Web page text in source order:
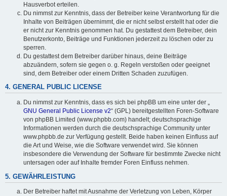
Hausverbot erteilen.
Du nimmst zur Kenntnis, dass der Betreiber keine Verantwortung für die
Inhalte von Beiträgen übernimmt, die er nicht selbst erstellt hat oder die
er nicht zur Kenntnis genommen hat. Du gestattest dem Betreiber, dein
Benutzerkonto, Beiträge und Funktionen jederzeit zu löschen oder zu
sperren.
Du gestattest dem Betreiber darüber hinaus, deine Beiträge
abzuändern, sofern sie gegen o. g. Regeln verstoßen oder geeignet
sind, dem Betreiber oder einem Dritten Schaden zuzufügen.
4. GENERAL PUBLIC LICENSE
Du nimmst zur Kenntnis, dass es sich bei phpBB um eine unter der „
GNU General Public License v2“ (GPL) bereitgestellten Foren-Software
von phpBB Limited (www.phpbb.com) handelt; deutschsprachige
Informationen werden durch die deutschsprachige Community unter
www.phpbb.de zur Verfügung gestellt. Beide haben keinen Einfluss auf
die Art und Weise, wie die Software verwendet wird. Sie können
insbesondere die Verwendung der Software für bestimmte Zwecke nicht
untersagen oder auf Inhalte fremder Foren Einfluss nehmen.
5. GEWÄHRLEISTUNG
Der Betreiber haftet mit Ausnahme der Verletzung von Leben, Körper